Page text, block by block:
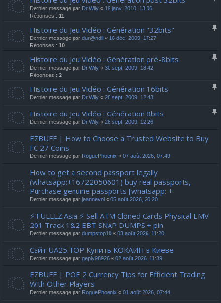
Dernier message par Dr.Wily « 19 janv. 2010, 13:06
Réponses : 11
Histoire du Jeu Vidéo : Génération "32bits"
Dernier message par dur@ndil « 16 déc. 2009, 17:27
Réponses : 10
Histoire du Jeu Vidéo : Génération pré-8bits
Dernier message par Dr.Wily « 30 sept. 2009, 18:42
Réponses : 2
Histoire du Jeu Vidéo : Génération 16bits
Dernier message par Dr.Wily « 28 sept. 2009, 12:43
Histoire du Jeu Vidéo : Génération 8bits
Dernier message par Dr.Wily « 28 sept. 2009, 12:26
EZBUFF | How to Choose a Trusted Website to Buy
FC 27 Coins
Dernier message par RoguePhoenix « 07 août 2026, 07:49
How to get a second passport legally
(whatsapp:+16722050601) buy real passports,
Purchase genuine passports [whatsapp: +
Dernier message par jeannevol « 05 août 2026, 20:20
⚡ FULLLZ.Asia ⚡ Sell ATM Cloned Cards Physical EMV
201 Track 1&2 EBT SNAP DUMPS + pin
Dernier message par dumpstop10 « 03 août 2026, 11:20
Сайт UA25.TOP Купить КОКАИН в Киеве
Dernier message par gepiy98926 « 02 août 2026, 11:39
EZBUFF | POE 2 Currency Tips for Efficient Trading
With Other Players
Dernier message par RoguePhoenix « 01 août 2026, 07:44